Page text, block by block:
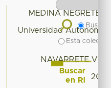
MEDINA NEGRETE,
Universidad Autónoma
NAVARRETE
Buscar
Esta
Buscar
en RI